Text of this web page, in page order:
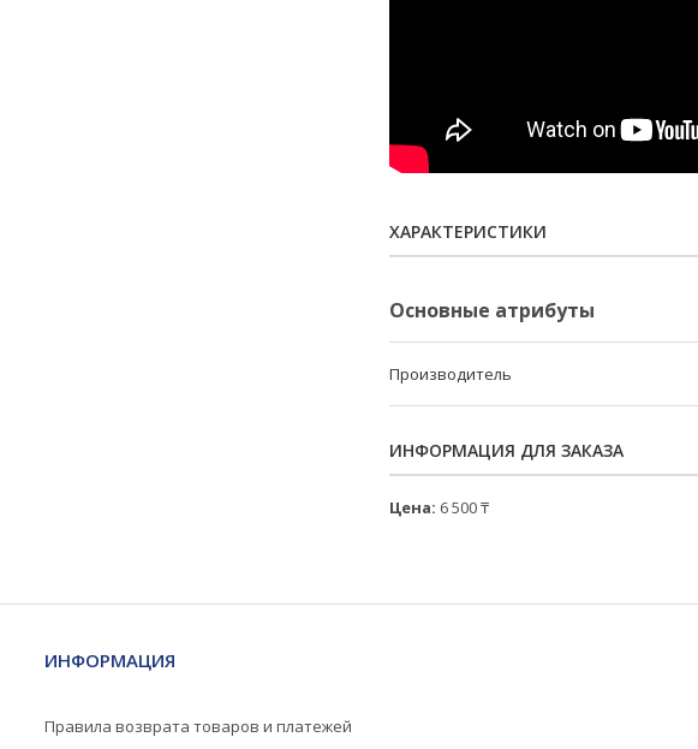
ХАРАКТЕРИСТИКИ
Основные атрибуты
Производитель
ИНФОРМАЦИЯ ДЛЯ ЗАКАЗА
Цена: 6 500 ₸
ИНФОРМАЦИЯ
Правила возврата товаров и платежей